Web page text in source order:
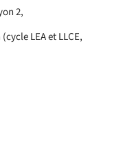
2,
LEA et LLCE,